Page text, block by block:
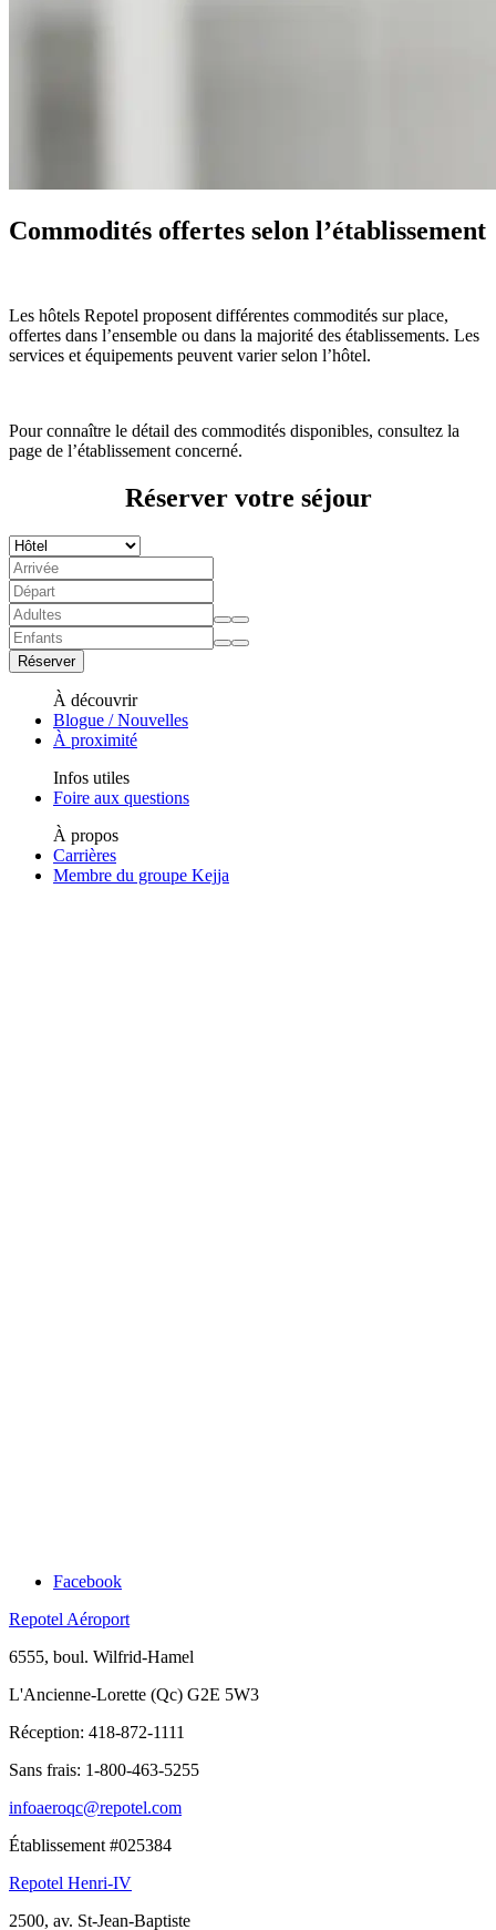
Commodités offertes selon l’établissement
Les hôtels Repotel proposent différentes commodités sur place,
offertes dans l’ensemble ou dans la majorité des établissements. Les
services et équipements peuvent varier selon l’hôtel.
Pour connaître le détail des commodités disponibles, consultez la
page de l’établissement concerné.
Réserver votre séjour
Réserver
À découvrir
Blogue / Nouvelles
À proximité
Infos utiles
Foire aux questions
À propos
Carrières
Membre du groupe Kejja
Facebook
Repotel Aéroport
6555, boul. Wilfrid-Hamel
L'Ancienne-Lorette (Qc) G2E 5W3
Réception: 418-872-1111
Sans frais: 1-800-463-5255
infoaeroqc@repotel.com
Établissement #025384
Repotel Henri-IV
2500, av. St-Jean-Baptiste